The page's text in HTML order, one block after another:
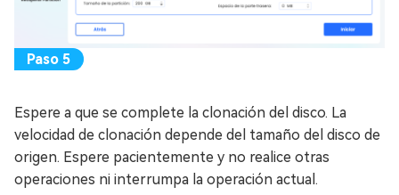
Espere a que se complete la clonación del disco. La
velocidad de clonación depende del tamaño del disco de
origen. Espere pacientemente y no realice otras
operaciones ni interrumpa la operación actual.